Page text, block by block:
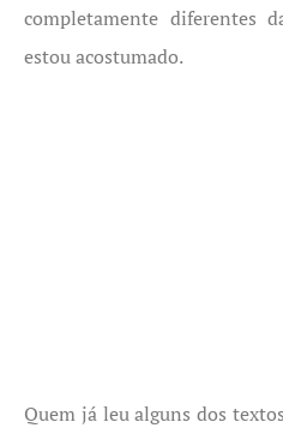
completamente diferentes
estou acostumado.
Quem já leu alguns dos